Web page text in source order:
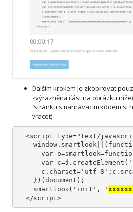
Dalším krokem je zkopírovat
zvýrazněná část na obrázku
(stránku s nahrávacím kódem si
vracet)
<script type="text/
var
var
c.charset='utf-
    })(document);
    smartlook('init', '
  </script>